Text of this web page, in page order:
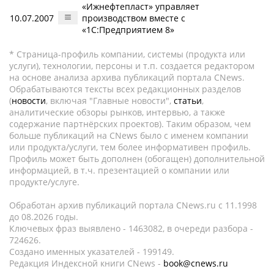
10.07.2007
«Ижнефтепласт» управляет
производством вместе с
«1С:Предприятием 8»
* Страница-профиль компании, системы (продукта или
услуги), технологии, персоны и т.п. создается редактором
на основе анализа архива публикаций портала CNews.
Обрабатываются тексты всех редакционных разделов
(новости, включая "Главные новости", статьи,
аналитические обзоры рынков, интервью, а также
содержание партнёрских проектов). Таким образом, чем
больше публикаций на CNews было с именем компании
или продукта/услуги, тем более информативен профиль.
Профиль может быть дополнен (обогащен) дополнительной
информацией, в т.ч. презентацией о компании или
продукте/услуге.
Обработан архив публикаций портала CNews.ru c 11.1998
до 08.2026 годы.
Ключевых фраз выявлено - 1463082, в очереди разбора -
724626.
Создано именных указателей - 199149.
Редакция Индексной книги CNews - book@cnews.ru